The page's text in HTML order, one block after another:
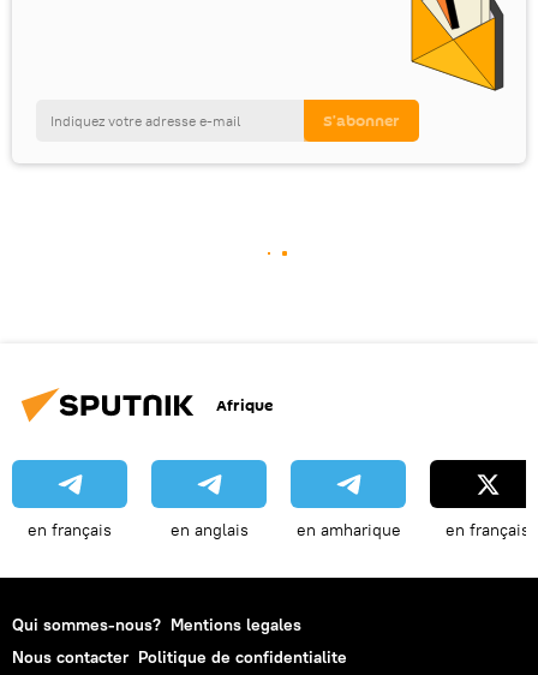
Afrique
en français en anglais en amharique en français
Qui sommes-nous? Mentions legales
Nous contacter Politique de confidentialite